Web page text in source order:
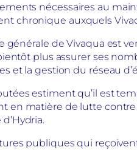
nécessaires au
chronique auxquels
générale de Vivaqua est
plus assurer ses
et la gestion du réseau
estiment qu’il est
en matière de lutte
publiques qui